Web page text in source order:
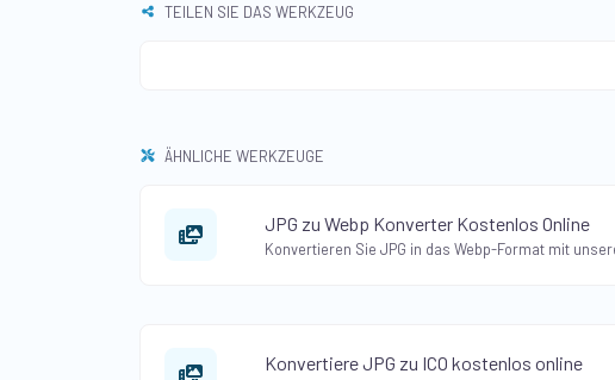
TEILEN SIE DAS WERKZEUG
ÄHNLICHE WERKZEUGE
JPG zu Webp Konverter Kostenlos Online
Konvertiere JPG zu ICO kostenlos online